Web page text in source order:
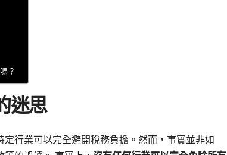
？
迷思
行業可以完全避開稅務負擔。然而，事實並非如